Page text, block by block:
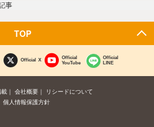
事
TOP
Official X
Official
YouTube
Official
LINE
載 会社概要
リシードについて
個人情報保護方針